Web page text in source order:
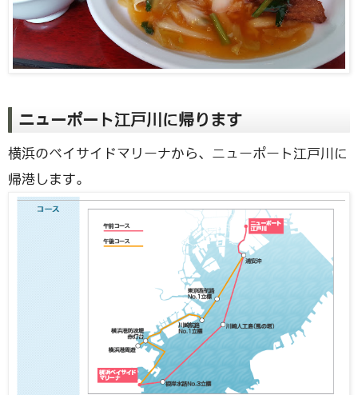
ニューポート江戸川に帰ります
横浜のベイサイドマリーナから、ニューポート江戸川に
帰港します。